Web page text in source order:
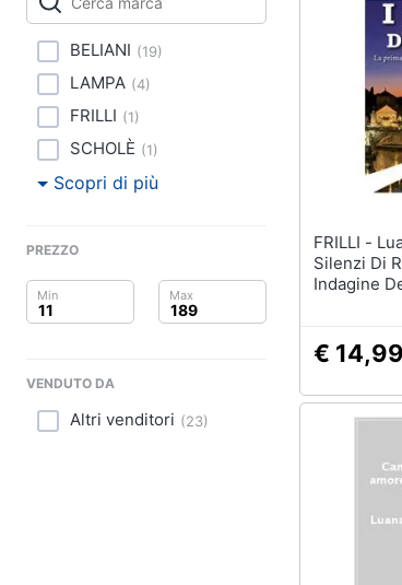
Audio e musica
Clima
Arredo
Brico e Giardinaggio
Giocattoli
Fotografia
BELIANI (19)
LAMPA (4)
FRILLI (1)
SCHOLÈ (1)
Scopri di più
PREZZO
VENDUTO DA
Altri venditori (23)
FRILLI - Luana Troncanetti - I
Silenzi Di
Indagine
€ 14,99